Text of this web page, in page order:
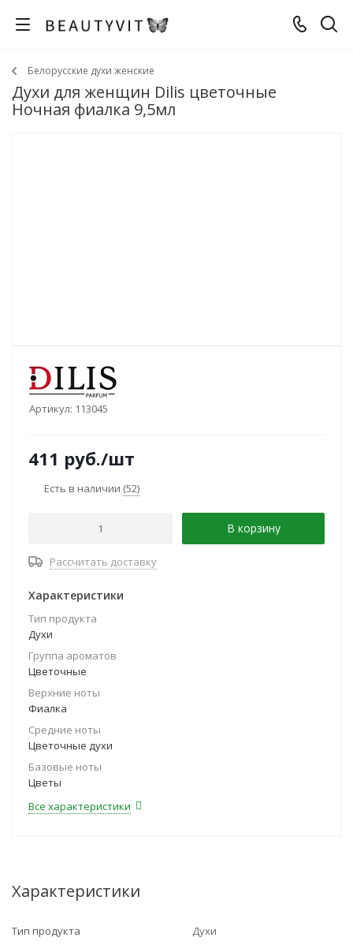
Белорусские духи женские
Духи для женщин Dilis цветочные
Ночная фиалка 9,5мл
Артикул: 113045
411 руб./шт
Есть в наличии (52)
В корзину
Рассчитать доставку
Характеристики
Тип продукта
Духи
Группа ароматов
Цветочные
Верхние ноты
Фиалка
Средние ноты
Цветочные духи
Базовые ноты
Цветы
Все характеристики
Характеристики
Тип продукта
Духи